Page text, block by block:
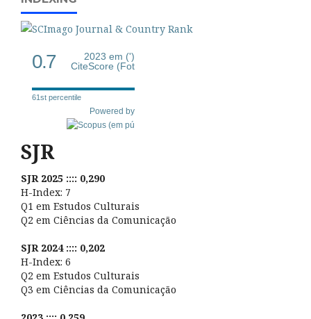
0.7
2023 em (')
CiteScore (Fot
61st percentile
Powered by
SJR
SJR 2025 :::: 0,290
H-Index: 7
Q1 em Estudos Culturais
Q2 em Ciências da Comunicação
SJR 2024 :::: 0,202
H-Index: 6
Q2 em Estudos Culturais
Q3 em Ciências da Comunicação